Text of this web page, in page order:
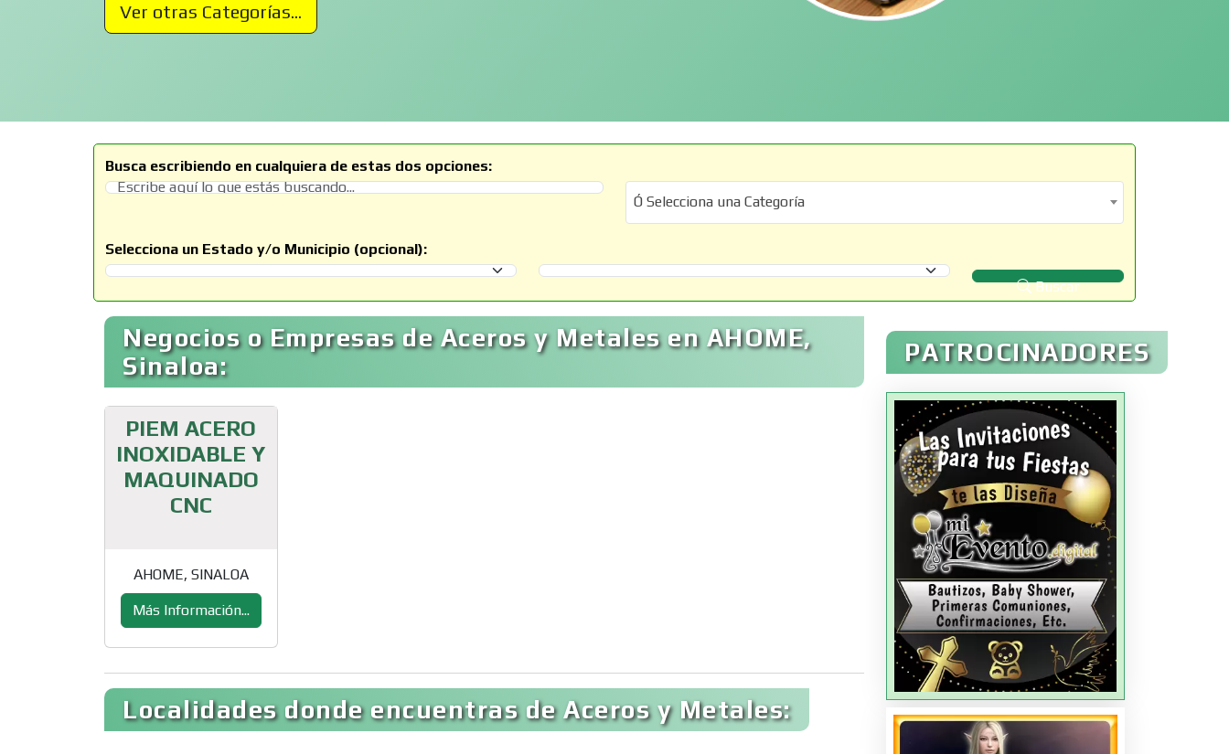
Ver otras Categorías...
Busca escribiendo en cualquiera de estas dos opciones:
Ó Selecciona una Categoría
Ó Selecciona una Categoría
Selecciona un Estado y/o Municipio (opcional):
Selecciona un Estado
Selecciona un Municipio
Buscar
Negocios o Empresas de Aceros y Metales en AHOME,
Sinaloa:
PIEM ACERO
INOXIDABLE Y
MAQUINADO
CNC
AHOME, SINALOA
Más Información...
Localidades donde encuentras de Aceros y Metales:
PATROCINADORES